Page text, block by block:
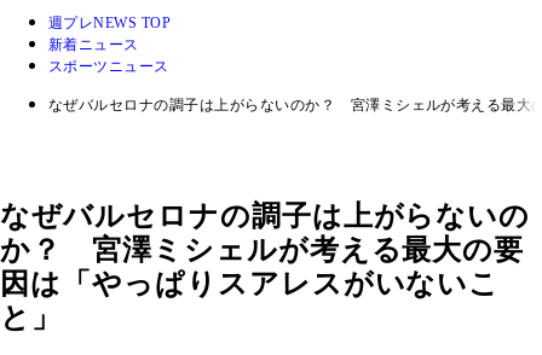
週プレNEWS TOP
新着ニュース
スポーツニュース
なぜバルセロナの調子は上がらないのか？ 宮澤ミシェルが考える最大
なぜバルセロナの調子は上がらないの
か？ 宮澤ミシェルが考える最大の要
因は「やっぱりスアレスがいないこ
と」